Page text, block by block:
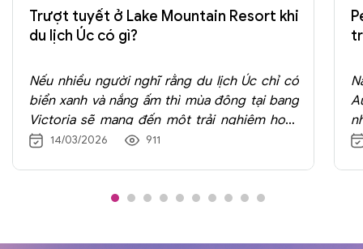
Trượt tuyết ở Lake Mountain Resort khi
du lịch Úc có gì?
Nếu nhiều người nghĩ rằng du lịch Úc chỉ có
biển xanh và nắng ấm thì mùa đông tại bang
Victoria sẽ mang đến một trải nghiệm hoàn
toàn khác: trượt tuyết trên những ngọn núi
Resort là điểm đến rất được yêu thích nhờ vị
14/03/2026 911